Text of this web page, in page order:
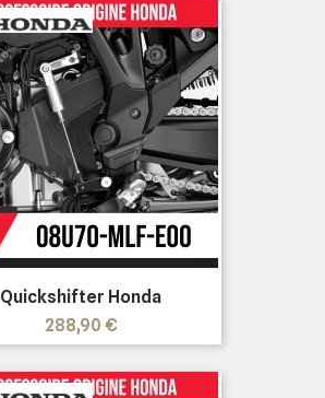
Quickshifter Honda
Precio
288,90 €